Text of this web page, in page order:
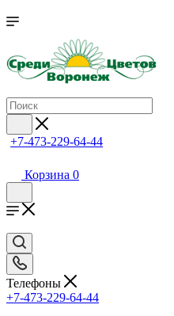
+7-473-229-64-44
Корзина 0
Телефоны
+7-473-229-64-44